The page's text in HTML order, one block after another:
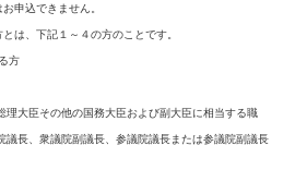
申込できません。
は、下記１～４の方のことです。
方
大臣その他の国務大臣および副大臣に相当する職
長、衆議院副議長、参議院議長または参議院副議長